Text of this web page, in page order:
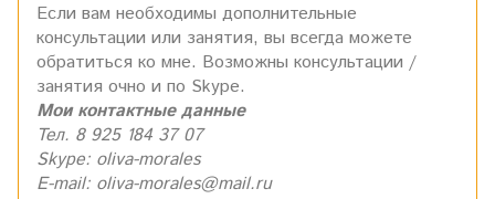
Если вам необходимы дополнительные
консультации или занятия, вы всегда можете
обратиться ко мне. Возможны консультации /
занятия очно и по Skype.
Мои контактные данные
Тел. 8 925 184 37 07
Skype: oliva-morales
E-mail: oliva-morales@mail.ru